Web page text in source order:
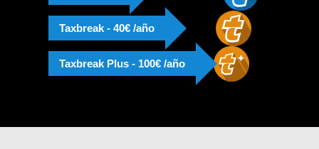
Taxbreak - 40€ /año
Taxbreak Plus - 100€ /año